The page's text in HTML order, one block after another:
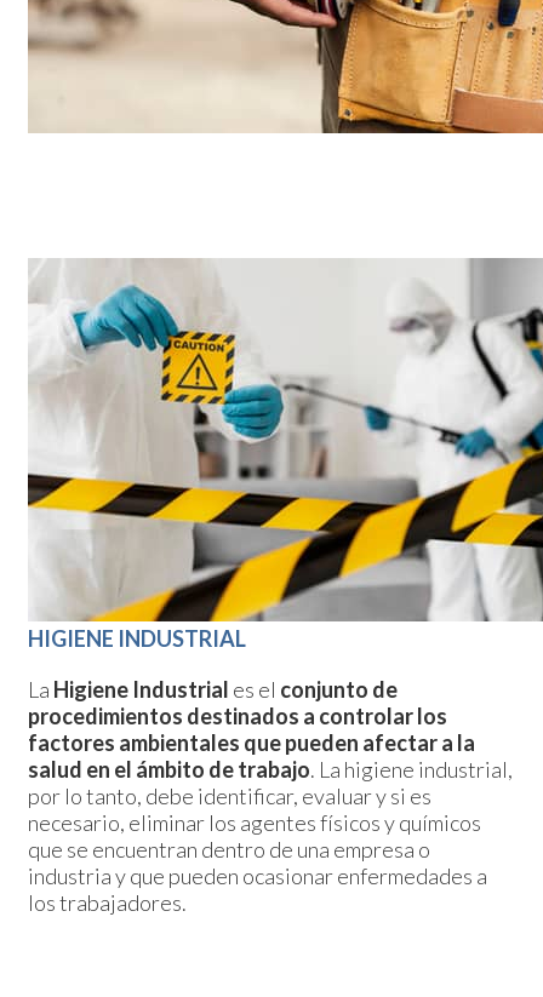
HIGIENE INDUSTRIAL
La Higiene Industrial es el conjunto de
procedimientos destinados a controlar los
factores ambientales que pueden afectar a la
salud en el ámbito de trabajo. La higiene industrial,
por lo tanto, debe identificar, evaluar y si es
necesario, eliminar los agentes físicos y químicos
que se encuentran dentro de una empresa o
industria y que pueden ocasionar enfermedades a
los trabajadores.